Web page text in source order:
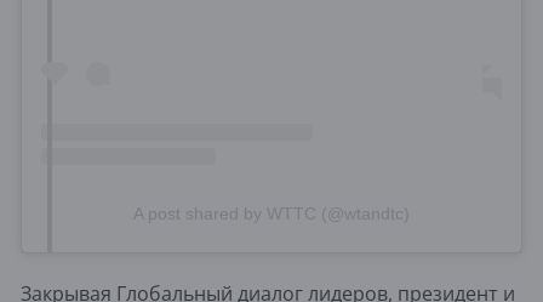
A post shared by WTTC (@wtandtc)
Закрывая Глобальный диалог лидеров, президент и